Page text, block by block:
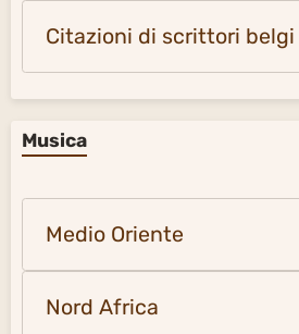
Citazioni di scrittori belgi
Musica
Medio Oriente
Nord Africa